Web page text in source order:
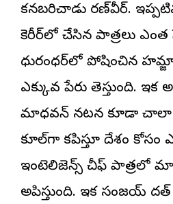
కనబరిచాడు రణ్‌వీర్.
కెరీర్‌లో చేసిన పాత్రలు
ధురంధర్‌లో పోషించిన
ఎక్కువ పేరు తెస్తుంది.
మాధవన్ నటన కూడా చాలా
కూల్‌గా కనిపిస్తూ దేశం కోసం
ఇంటెలిజెన్స్ చీఫ్ పాత్రలో
అనిపిస్తుంది. ఇక సంజయ్